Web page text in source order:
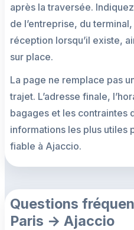
après la traversée.
de l’entreprise, du
réception lorsqu’il existe,
sur place.
La page ne remplace pas
trajet. L’adresse finale,
bagages et les contraintes
informations les plus utiles
fiable à Ajaccio.
Questions
Paris → Ajaccio